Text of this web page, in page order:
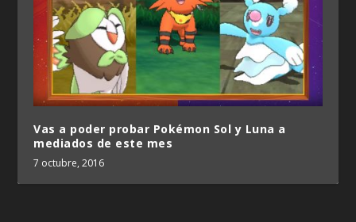
Vas a poder probar Pokémon Sol y Luna a
mediados de este mes
7 octubre, 2016